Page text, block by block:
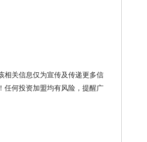
相关信息仅为宣传及传递更多信
任何投资加盟均有风险，提醒广